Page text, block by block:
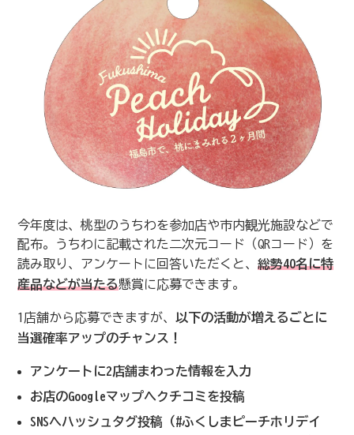
今年度は、桃型のうちわを参加店や市内観光施設などで
配布。うちわに記載された二次元コード（QRコード）を
読み取り、アンケートに回答いただくと、 総勢40名に特
産品などが当たる懸賞に応募できます。
1店舗から応募できますが、 以下の活動が増えるごとに
当選確率アップのチャンス！
アンケートに2店舗まわった情報を入力
お店のGoogleマップへクチコミを投稿
SNSへハッシュタグ投稿（#ふくしまピーチホリデイ